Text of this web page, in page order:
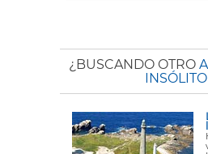
¿BUSCANDO OTRO
INSÓLITO